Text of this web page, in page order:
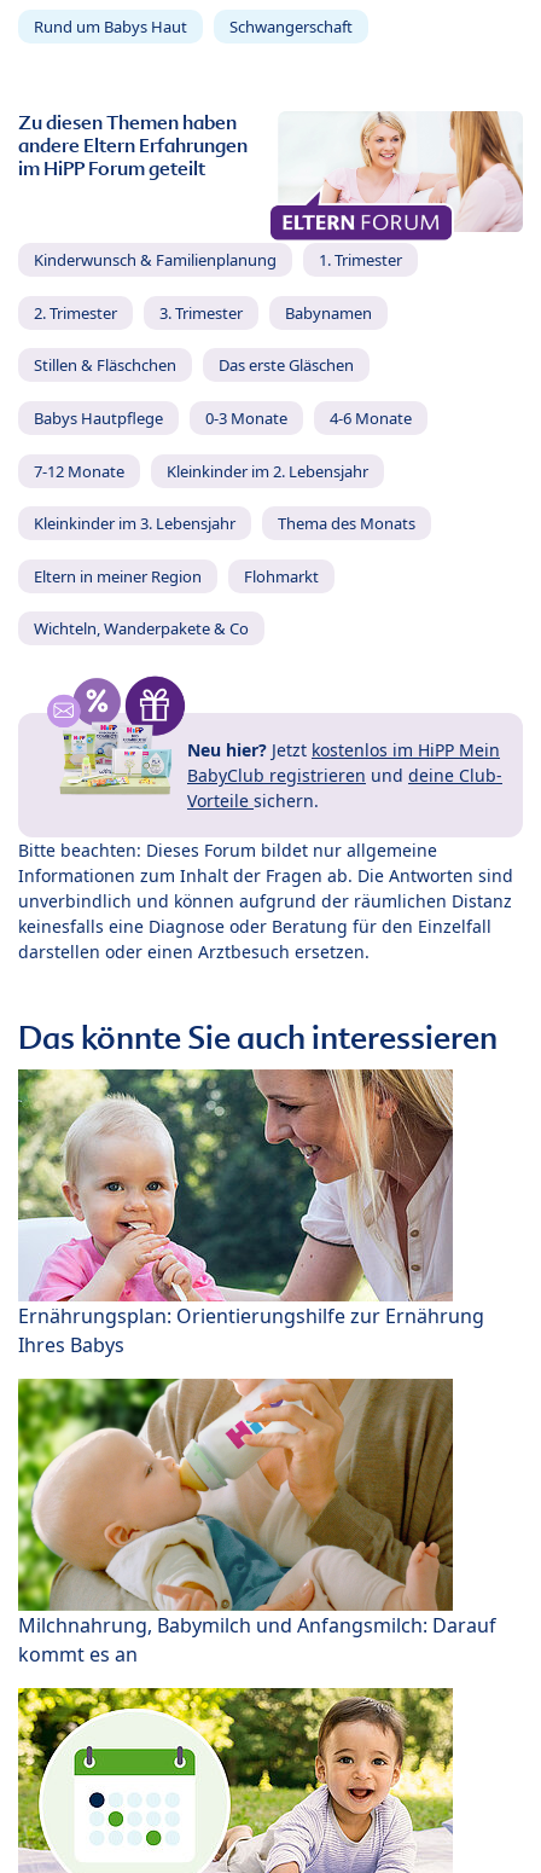
Rund um Babys Haut Schwangerschaft
Zu diesen Themen haben
andere Eltern Erfahrungen
im HiPP Forum geteilt
Kinderwunsch & Familienplanung 1. Trimester
2. Trimester 3. Trimester Babynamen
Stillen & Fläschchen Das erste Gläschen
Babys Hautpflege 0-3 Monate 4-6 Monate
7-12 Monate Kleinkinder im 2. Lebensjahr
Kleinkinder im 3. Lebensjahr Thema des Monats
Eltern in meiner Region Flohmarkt
Wichteln, Wanderpakete & Co
Neu hier? Jetzt kostenlos im HiPP Mein
BabyClub registrieren und deine Club-
Vorteile sichern.
Bitte beachten: Dieses Forum bildet nur allgemeine
Informationen zum Inhalt der Fragen ab. Die Antworten sind
unverbindlich und können aufgrund der räumlichen Distanz
keinesfalls eine Diagnose oder Beratung für den Einzelfall
darstellen oder einen Arztbesuch ersetzen.
Das könnte Sie auch interessieren
Ernährungsplan: Orientierungshilfe zur Ernährung
Ihres Babys
Milchnahrung, Babymilch und Anfangsmilch: Darauf
kommt es an